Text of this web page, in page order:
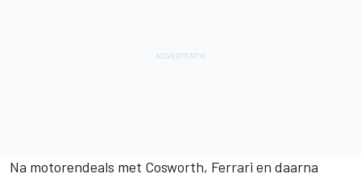
Na motorendeals met Cosworth, Ferrari en daarna